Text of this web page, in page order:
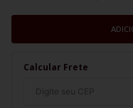
Calcular Frete